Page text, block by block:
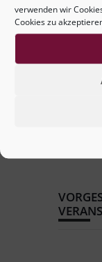
verwenden wir
Cookies zu